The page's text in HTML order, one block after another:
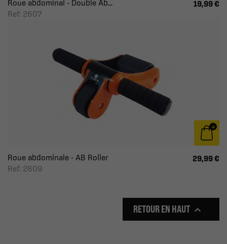
Roue abdominal - Double Ab...
Ref: 2607
19,99 €
Roue abdominale - AB Roller
Ref: 2609
29,99 €
RETOUR EN HAUT 